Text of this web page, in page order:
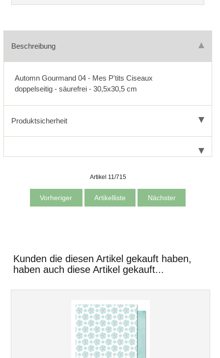
Beschreibung
Automn Gourmand 04 - Mes P'tits Ciseaux
doppelseitig - säurefrei - 30,5x30,5 cm
Produktsicherheit
Artikel 11/715
Vorheriger Artikelliste Nächster
Kunden die diesen Artikel gekauft haben,
haben auch diese Artikel gekauft...